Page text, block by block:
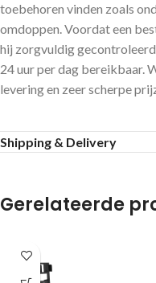
toebehoren vinden zoals
omdoppen. Voordat een
hij zorgvuldig
24 uur per dag bereikbaar.
levering en zeer scherpe
Shipping & Delivery
Gerelateerde